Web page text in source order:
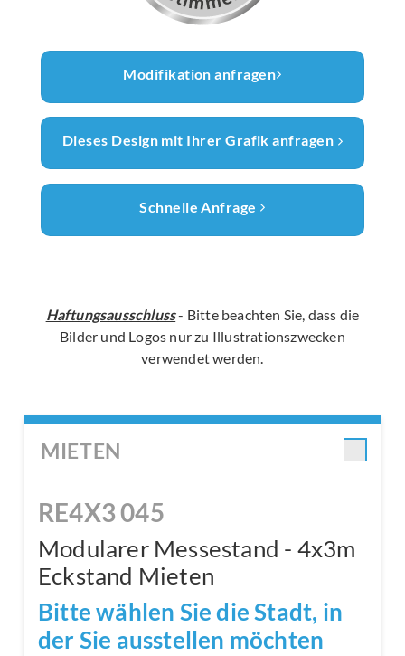
Modifikation anfragen
Dieses Design mit Ihrer Grafik anfragen
Schnelle Anfrage
Haftungsausschluss- Bitte beachten Sie, dass die
Bilder und Logos nur zu Illustrationszwecken
verwendet werden.
MIETEN
RE4X3 045
Modularer Messestand - 4x3m
Eckstand Mieten
Bitte wählen Sie die Stadt, in
der Sie ausstellen möchten